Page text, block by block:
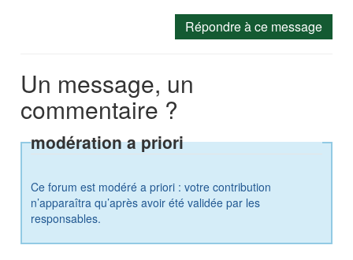
Répondre à ce message
Un message, un
commentaire ?
modération a priori
Ce forum est modéré a priori : votre contribution
n’apparaîtra qu’après avoir été validée par les
responsables.